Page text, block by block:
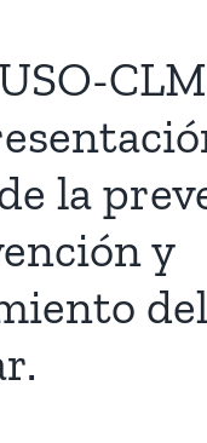
la
y